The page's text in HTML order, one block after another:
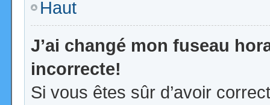
Haut
J’ai changé mon fuseau
incorrecte!
Si vous êtes sûr d’avoir